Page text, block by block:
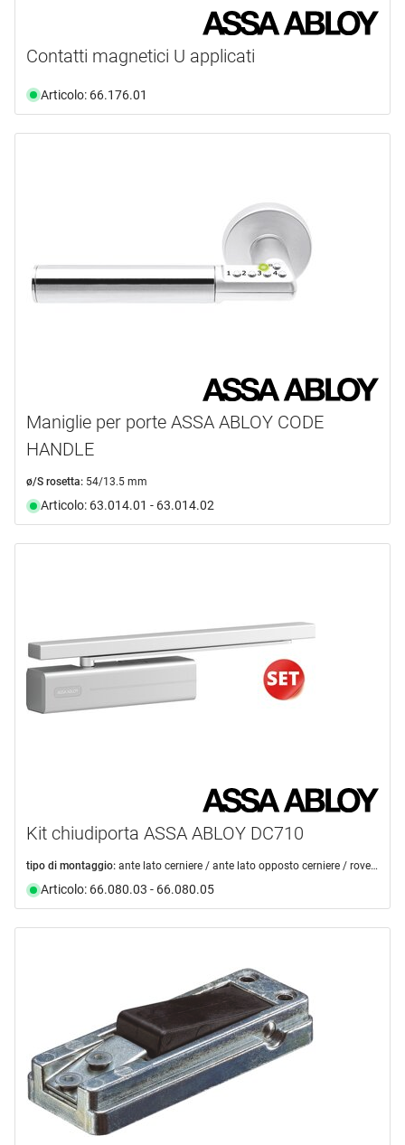
Contatti magnetici U applicati
Articolo: 66.176.01
Maniglie per porte ASSA ABLOY CODE
HANDLE
ø/S rosetta: 54/13.5 mm
Articolo: 63.014.01 - 63.014.02
Kit chiudiporta ASSA ABLOY DC710
tipo di montaggio: ante lato cerniere / ante lato opposto cerniere / rovesciato lato opposto cerniere / rovesciato lato cerniere
Articolo: 66.080.03 - 66.080.05